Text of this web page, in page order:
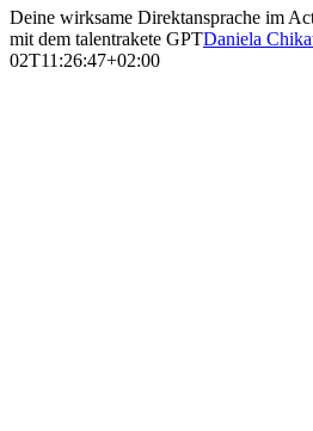
Deine wirksame Direktansprache im
mit dem talentrakete GPTDaniela
02T11:26:47+02:00